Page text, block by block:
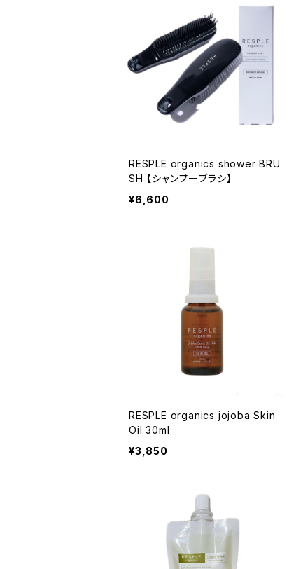
RESPLE organics shower BRU
SH 【シャンプーブラシ】
¥6,600
RESPLE organics jojoba Skin
Oil 30ml
¥3,850